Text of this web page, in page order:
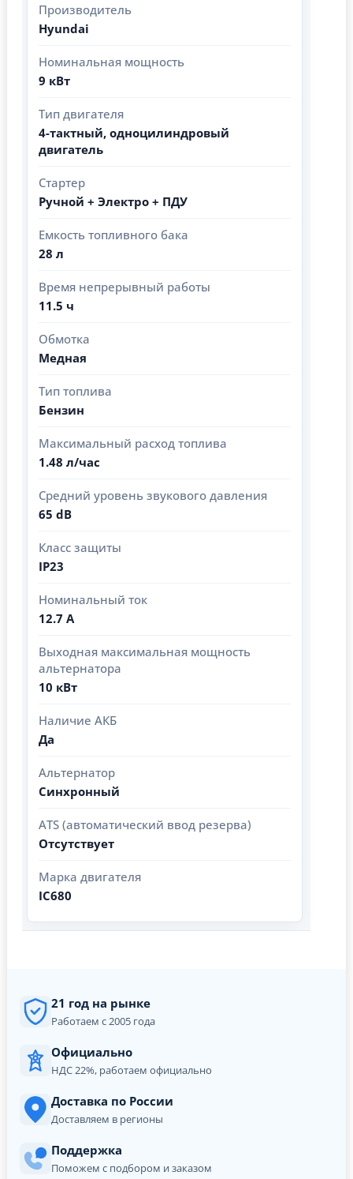
Производитель
Hyundai
Номинальная мощность
9 кВт
Тип двигателя
4-тактный, одноцилиндровый
двигатель
Стартер
Ручной + Электро + ПДУ
Емкость топливного бака
28 л
Время непрерывный работы
11.5 ч
Обмотка
Медная
Тип топлива
Бензин
Максимальный расход топлива
1.48 л/час
Средний уровень звукового давления
65 dB
Класс защиты
IP23
Номинальный ток
12.7 А
Выходная максимальная мощность
альтернатора
10 кВт
Наличие АКБ
Да
Альтернатор
Синхронный
ATS (автоматический ввод резерва)
Отсутствует
Марка двигателя
IC680
21 год на рынке
Работаем с 2005 года
Официально
НДС 22%, работаем официально
Доставка по России
Доставляем в регионы
Поддержка
Поможем с подбором и заказом